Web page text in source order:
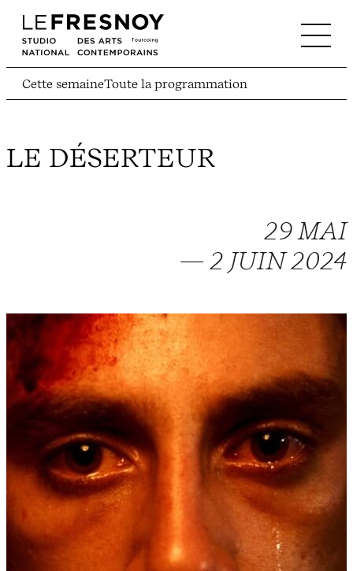
Cette semaineToute la programmation
LE DÉSERTEUR
29 MAI
— 2 JUIN 2024